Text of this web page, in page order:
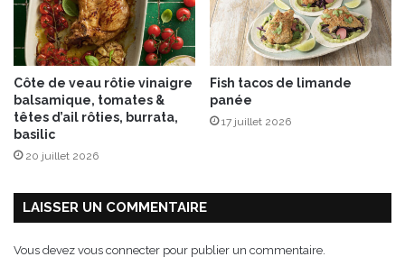
n
g
e
r
s
i
Côte de veau rôtie vinaigre
balsamique, tomates &
têtes d’ail rôties, burrata,
basilic
20 juillet 2026
Fish tacos de limande
panée
17 juillet 2026
LAISSER UN COMMENTAIRE
Vous devez vous connecter pour publier un commentaire.